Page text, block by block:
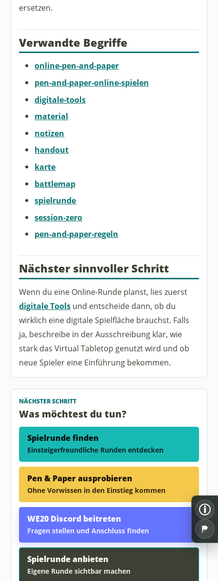
ersetzen.
Verwandte Begriffe
online-pen-and-paper
pen-and-paper-online-spielen
digitale-tools
material
notizen
handout
karte
battlemap
spielrunde
session-zero
pen-and-paper-regeln
Nächster sinnvoller Schritt
Wenn du eine Online-Runde planst, lies zuerst
digitale Tools und entscheide dann, ob du
wirklich eine digitale Spielfläche brauchst. Falls
ja, beschreibe in der Ausschreibung klar, wie
stark das Virtual Tabletop genutzt wird und ob
neue Spieler eine Einführung bekommen.
NÄCHSTER SCHRITT
Was möchtest du tun?
Spielrunde finden
Einsteigerfreundliche Runden entdecken
Pen & Paper ausprobieren
Ohne Vorwissen in den Einstieg kommen
WE20 Discord beitreten
Fragen stellen und Anschluss finden
Spielrunde anbieten
Eigene Runde sichtbar machen
i